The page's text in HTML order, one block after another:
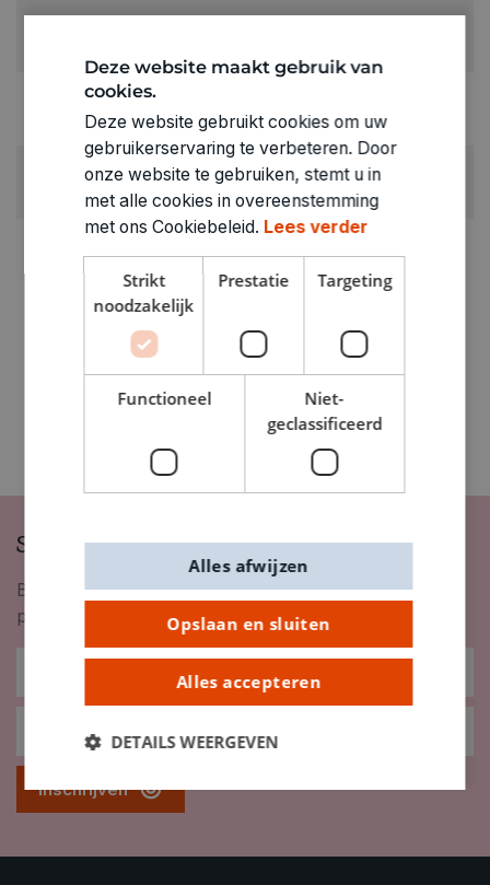
LETTERS:
RUBRIEK:
Vormen en sjablonen
GEWICHT
0324007
Schrijf je in op onze nieuwsbrief
Blijf op de hoogte van nieuwigheden, inspiratie,
promoties en meer!
Inschrijven
Deze website maakt gebruik van
cookies.
Deze website gebruikt cookies om uw
gebruikerservaring te verbeteren. Door
onze website te gebruiken, stemt u in
met alle cookies in overeenstemming
met ons Cookiebeleid. Lees verder
Strikt
noodzakelijk
Prestatie Targeting
Functioneel
Niet-
geclassificeerd
Opslaan en sluiten
Alles accepteren
Alles afwijzen
DETAILS WEERGEVEN